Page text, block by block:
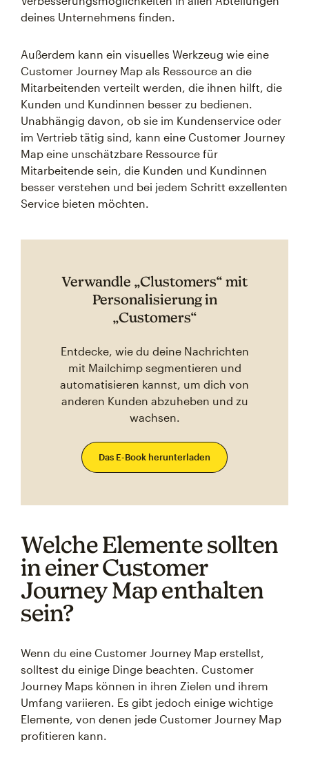
deines Unternehmens finden.
Außerdem kann ein visuelles Werkzeug wie eine
Customer Journey Map als Ressource an die
Mitarbeitenden verteilt werden, die ihnen hilft, die
Kunden und Kundinnen besser zu bedienen.
Unabhängig davon, ob sie im Kundenservice oder
im Vertrieb tätig sind, kann eine Customer Journey
Map eine unschätzbare Ressource für
Mitarbeitende sein, die Kunden und Kundinnen
besser verstehen und bei jedem Schritt exzellenten
Service bieten möchten.
Verwandle „Clustomers“ mit
Personalisierung in
„Customers“
Entdecke, wie du deine Nachrichten
mit Mailchimp segmentieren und
automatisieren kannst, um dich von
anderen Kunden abzuheben und zu
wachsen.
Das E-Book herunterladen
Welche Elemente sollten
in einer Customer
Journey Map enthalten
sein?
Wenn du eine Customer Journey Map erstellst,
solltest du einige Dinge beachten. Customer
Journey Maps können in ihren Zielen und ihrem
Umfang variieren. Es gibt jedoch einige wichtige
Elemente, von denen jede Customer Journey Map
profitieren kann.